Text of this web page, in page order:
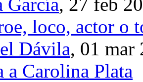
loco, actor o
Dávila, 01 mar
a Carolina Plata